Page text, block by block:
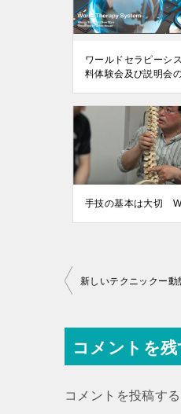
ワールドセラピーシ
料体験会及び説明会
手技の基本は大切
投
ナ
ビ
ー
新しいテクニックー
コメントを残
コメントを投稿す